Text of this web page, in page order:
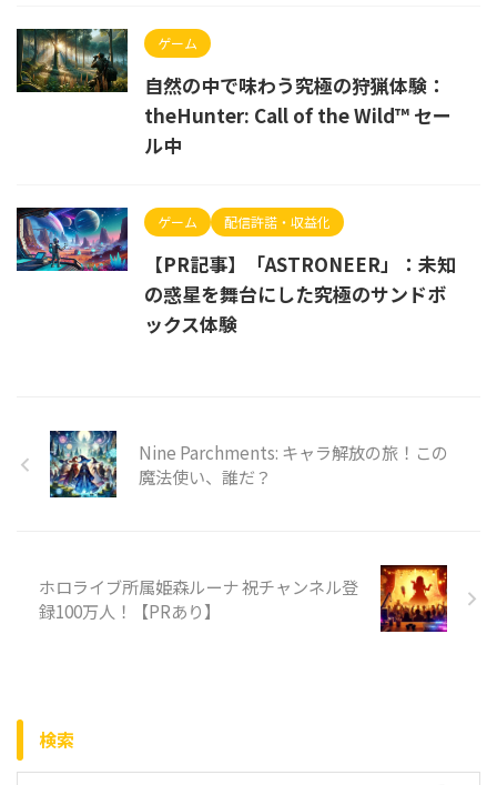
ゲーム
自然の中で味わう究極の狩猟体験：
theHunter: Call of the Wild™ セー
ル中
ゲーム 配信許諾・収益化
【PR記事】「ASTRONEER」：未知
の惑星を舞台にした究極のサンドボ
ックス体験
Nine Parchments: キャラ解放の旅！この
魔法使い、誰だ？
ホロライブ所属姫森ルーナ 祝チャンネル登
録100万人！【PRあり】
検索